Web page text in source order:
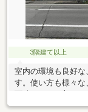
3階建て以上
室内の環境も良好な
す。使い方も様々な
のお住まいは2階部